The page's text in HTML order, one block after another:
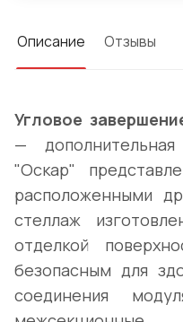
Описание Отзывы
Угловое
—
"Оскар"
расположенными
стеллаж
отделкой
безопасным для
соединения